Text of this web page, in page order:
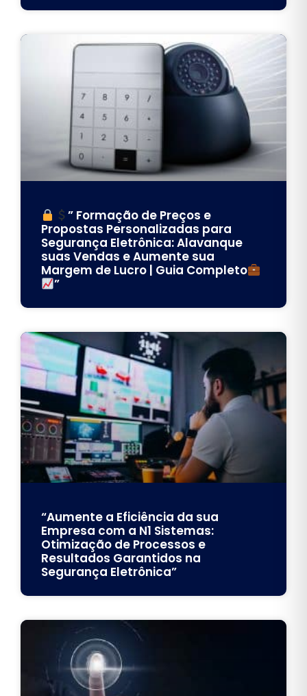
” Formação de Preços e
Propostas Personalizadas para
Segurança Eletrônica: Alavanque
suas Vendas e Aumente sua
Margem de Lucro | Guia Completo
”
“Aumente a Eficiência da sua
Empresa com a N1 Sistemas:
Otimização de Processos e
Resultados Garantidos na
Segurança Eletrônica”